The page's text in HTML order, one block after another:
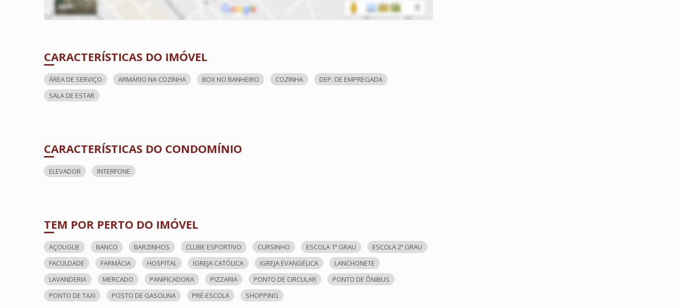
CARACTERÍSTICAS DO IMÓVEL
ÁREA DE SERVIÇO ARMÁRIO NA COZINHA BOX NO BANHEIRO COZINHA
DEP. DE EMPREGADA
SALA DE ESTAR
CARACTERÍSTICAS DO CONDOMÍNIO
ELEVADOR INTERFONE
TEM POR PERTO DO IMÓVEL
AÇOUGUE BANCO BARZINHOS CLUBE ESPORTIVO CURSINHO ESCOLA 1º GRAU
ESCOLA 2º GRAU
FACULDADE
FARMÁCIA HOSPITAL IGREJA CATÓLICA IGREJA EVANGÉLICA
LANCHONETE
LAVANDERIA
MERCADO PANIFICADORA PIZZARIA PONTO DE CIRCULAR
PONTO DE ÔNIBUS
PONTO DE TAXI
POSTO DE GASOLINA PRÉ-ESCOLA SHOPPING